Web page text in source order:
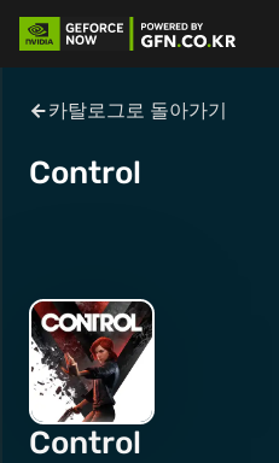
카탈로그로 돌아가기
Control
Control